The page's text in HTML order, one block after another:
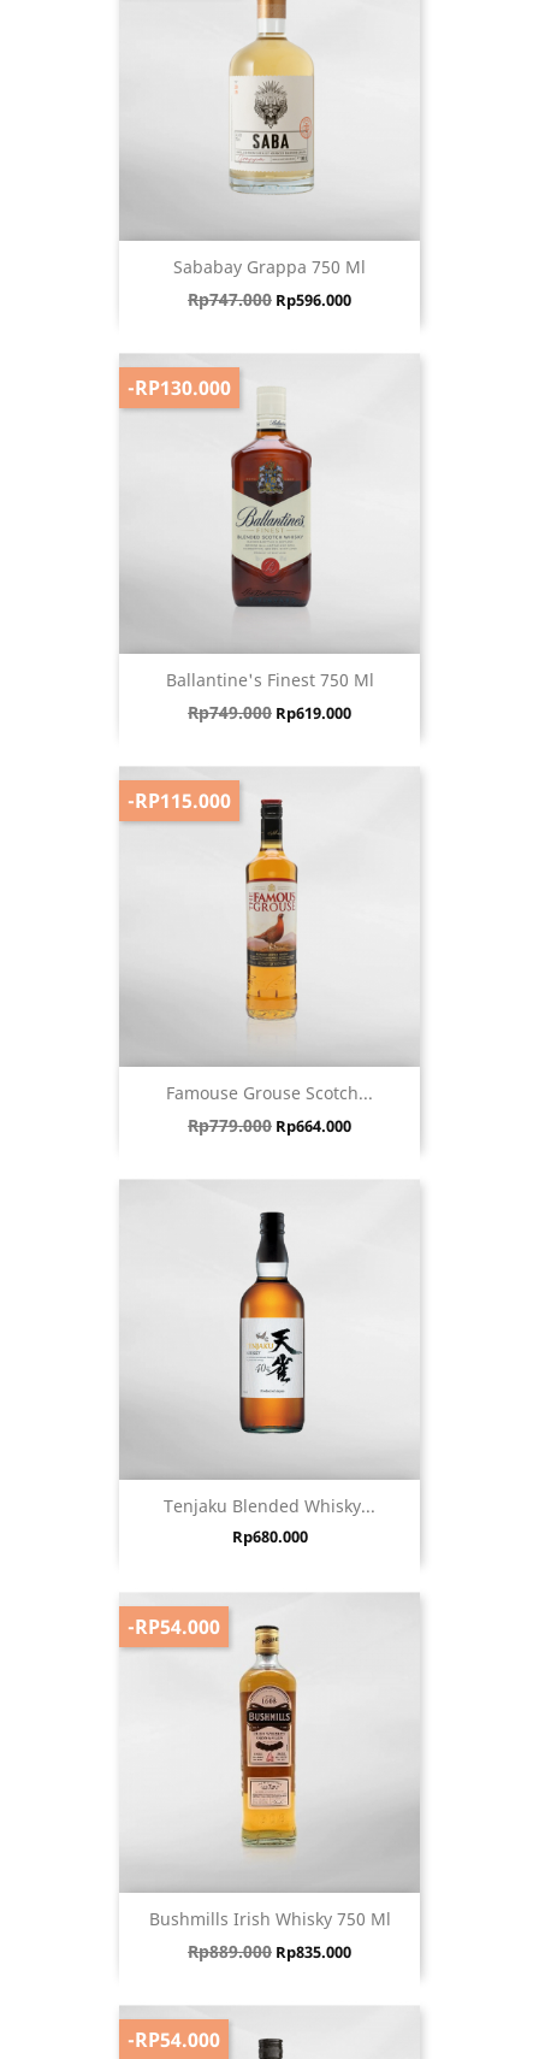
Sababay Grappa 750 Ml
Harga biasa
Rp747.000 Harga
Rp596.000
Ballantine's Finest 750 Ml
Harga biasa
Rp749.000 Harga
Rp619.000
-RP130.000
Famouse Grouse Scotch...
Harga biasa
Rp779.000 Harga
Rp664.000
-RP115.000
Tenjaku Blended Whisky...
Harga
Rp680.000
Bushmills Irish Whisky 750 Ml
Harga biasa
Rp889.000 Harga
Rp835.000
-RP54.000
-RP54.000